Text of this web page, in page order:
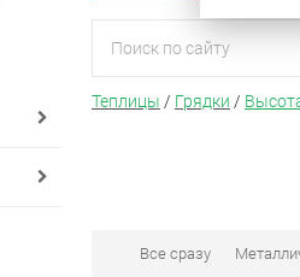
Теплицы / Грядки /
Все сразу